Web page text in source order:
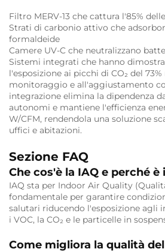
Filtro MERV-13 che cattura l'85%
Strati di carbonio attivo che
formaldeide
Camere UV-C che neutralizzano
Sistemi integrati che hanno
l'esposizione ai picchi di CO₂ del
monitoraggio e all'aggiustamento
integrazione elimina la dipendenza
autonomi e mantiene l'efficienza
W/CFM, rendendola una soluzione
uffici e abitazioni.
Sezione FAQ
Che cos'è la IAQ e perché
IAQ sta per Indoor Air Quality
fondamentale per garantire
salutari riducendo l'esposizione agli
i VOC, la CO₂ e le particelle in
Come migliora la qualità